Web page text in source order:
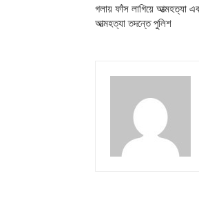
গলায় ফাঁস লাগিয়ে আত্মহত্যা
আত্মহত্যা তদন্তে পুলিশ